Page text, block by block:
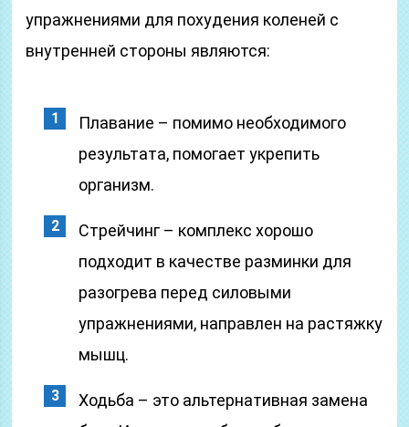
упражнениями для похудения коленей с
внутренней стороны являются:
Плавание – помимо необходимого
результата, помогает укрепить
организм.
Стрейчинг – комплекс хорошо
подходит в качестве разминки для
разогрева перед силовыми
упражнениями, направлен на растяжку
мышц.
Ходьба – это альтернативная замена